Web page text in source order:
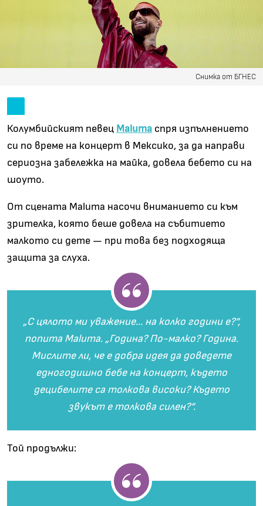
Снимка от БГНЕС
Колумбийският певец Maluma спря изпълнението
си по време на концерт в Мексико, за да направи
сериозна забележка на майка, довела бебето си на
шоуто.
От сцената Maluma насочи вниманието си към
зрителка, която беше довела на събитието
малкото си дете — при това без подходяща
защита за слуха.
„С цялото ми уважение... на колко години е?“,
попита Maluma. „Година? По-малко? Година.
Мислите ли, че е добра идея да доведете
едногодишно бебе на концерт, където
децибелите са толкова високи? Където
звукът е толкова силен?“.
Той продължи: